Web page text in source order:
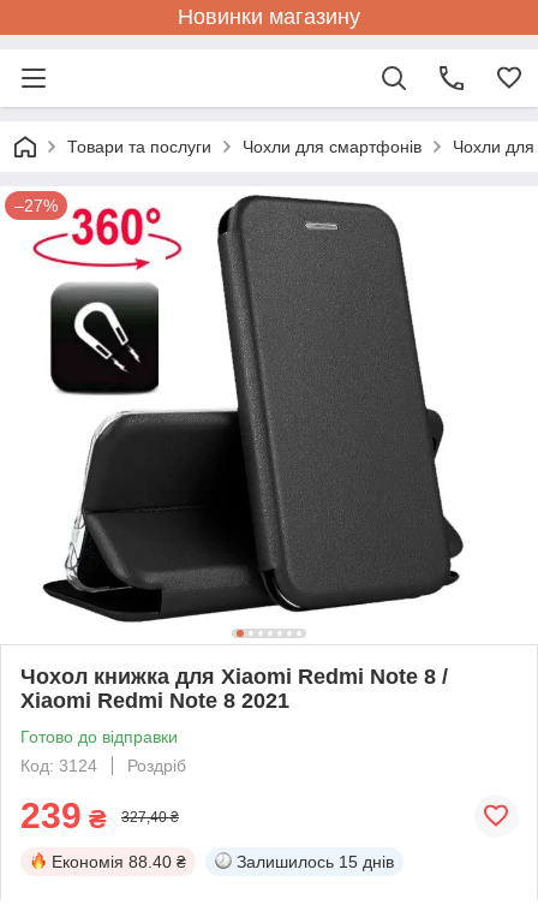
Новинки магазину
Товари та послуги Чохли для смартфонів Чохли
–27%
Чохол книжка для Xiaomi Redmi Note 8 /
Xiaomi Redmi Note 8 2021
Готово до відправки
Код: 3124
Роздріб
239 ₴ 327,40 ₴
Економія 88.40 ₴ Залишилось 15 днів